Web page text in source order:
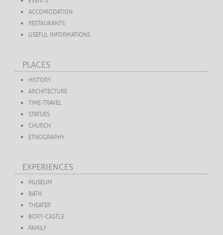
ACCOMODATION
RESTAURANTS
USEFUL INFORMATIONS
PLACES
HISTORY
ARCHITECTURE
TIME-TRAVEL
STATUES
CHURCH
ETNOGRAPHY
EXPERIENCES
MUSEUM
BATH
THEATER
BORY-CASTLE
FAMILY